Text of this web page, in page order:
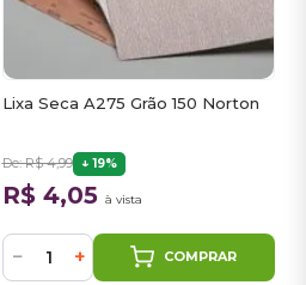
Lixa Seca A275 Grão 150 Norton
De: R$ 4,99 19%
R$ 4,05 à vista
− + COMPRAR